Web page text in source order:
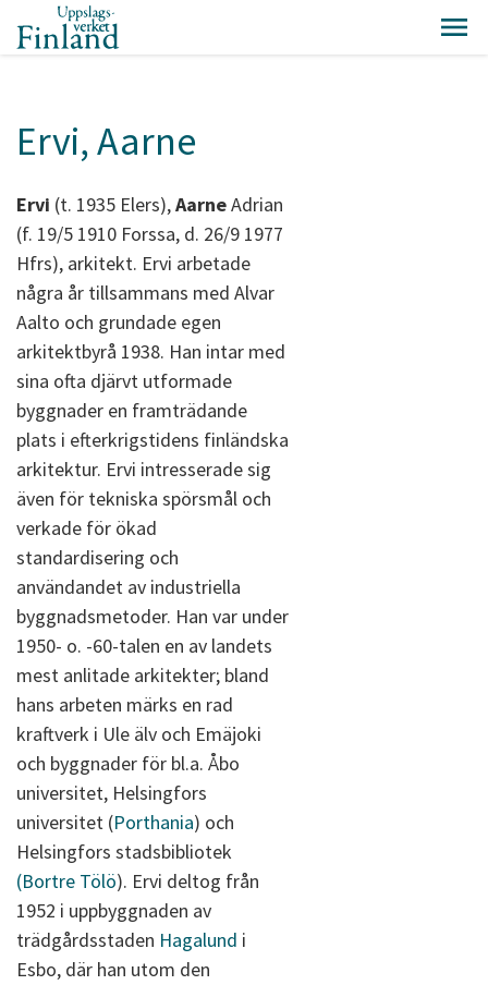
Ervi, Aarne
Ervi (t. 1935 Elers),AarneAdrian
(f. 19/5 1910 Forssa, d. 26/9 1977
Hfrs), arkitekt. Ervi arbetade
några år tillsammans med Alvar
Aalto och grundade egen
arkitektbyrå 1938. Han intar med
sina ofta djärvt utformade
byggnader en framträdande
plats i efterkrigstidens finländska
arkitektur. Ervi intresserade sig
även för tekniska spörsmål och
verkade för ökad
standardisering och
användandet av industriella
byggnadsmetoder. Han var under
1950- o. -60-talen en av landets
mest anlitade arkitekter; bland
hans arbeten märks en rad
kraftverk i Ule älv och Emäjoki
och byggnader för bl.a. Åbo
universitet, Helsingfors
universitet (Porthania) och
Helsingfors stadsbibliotek
(Bortre Tölö). Ervi deltog från
1952 i uppbyggnaden av
trädgårdsstaden Hagalund i
Esbo, där han utom den